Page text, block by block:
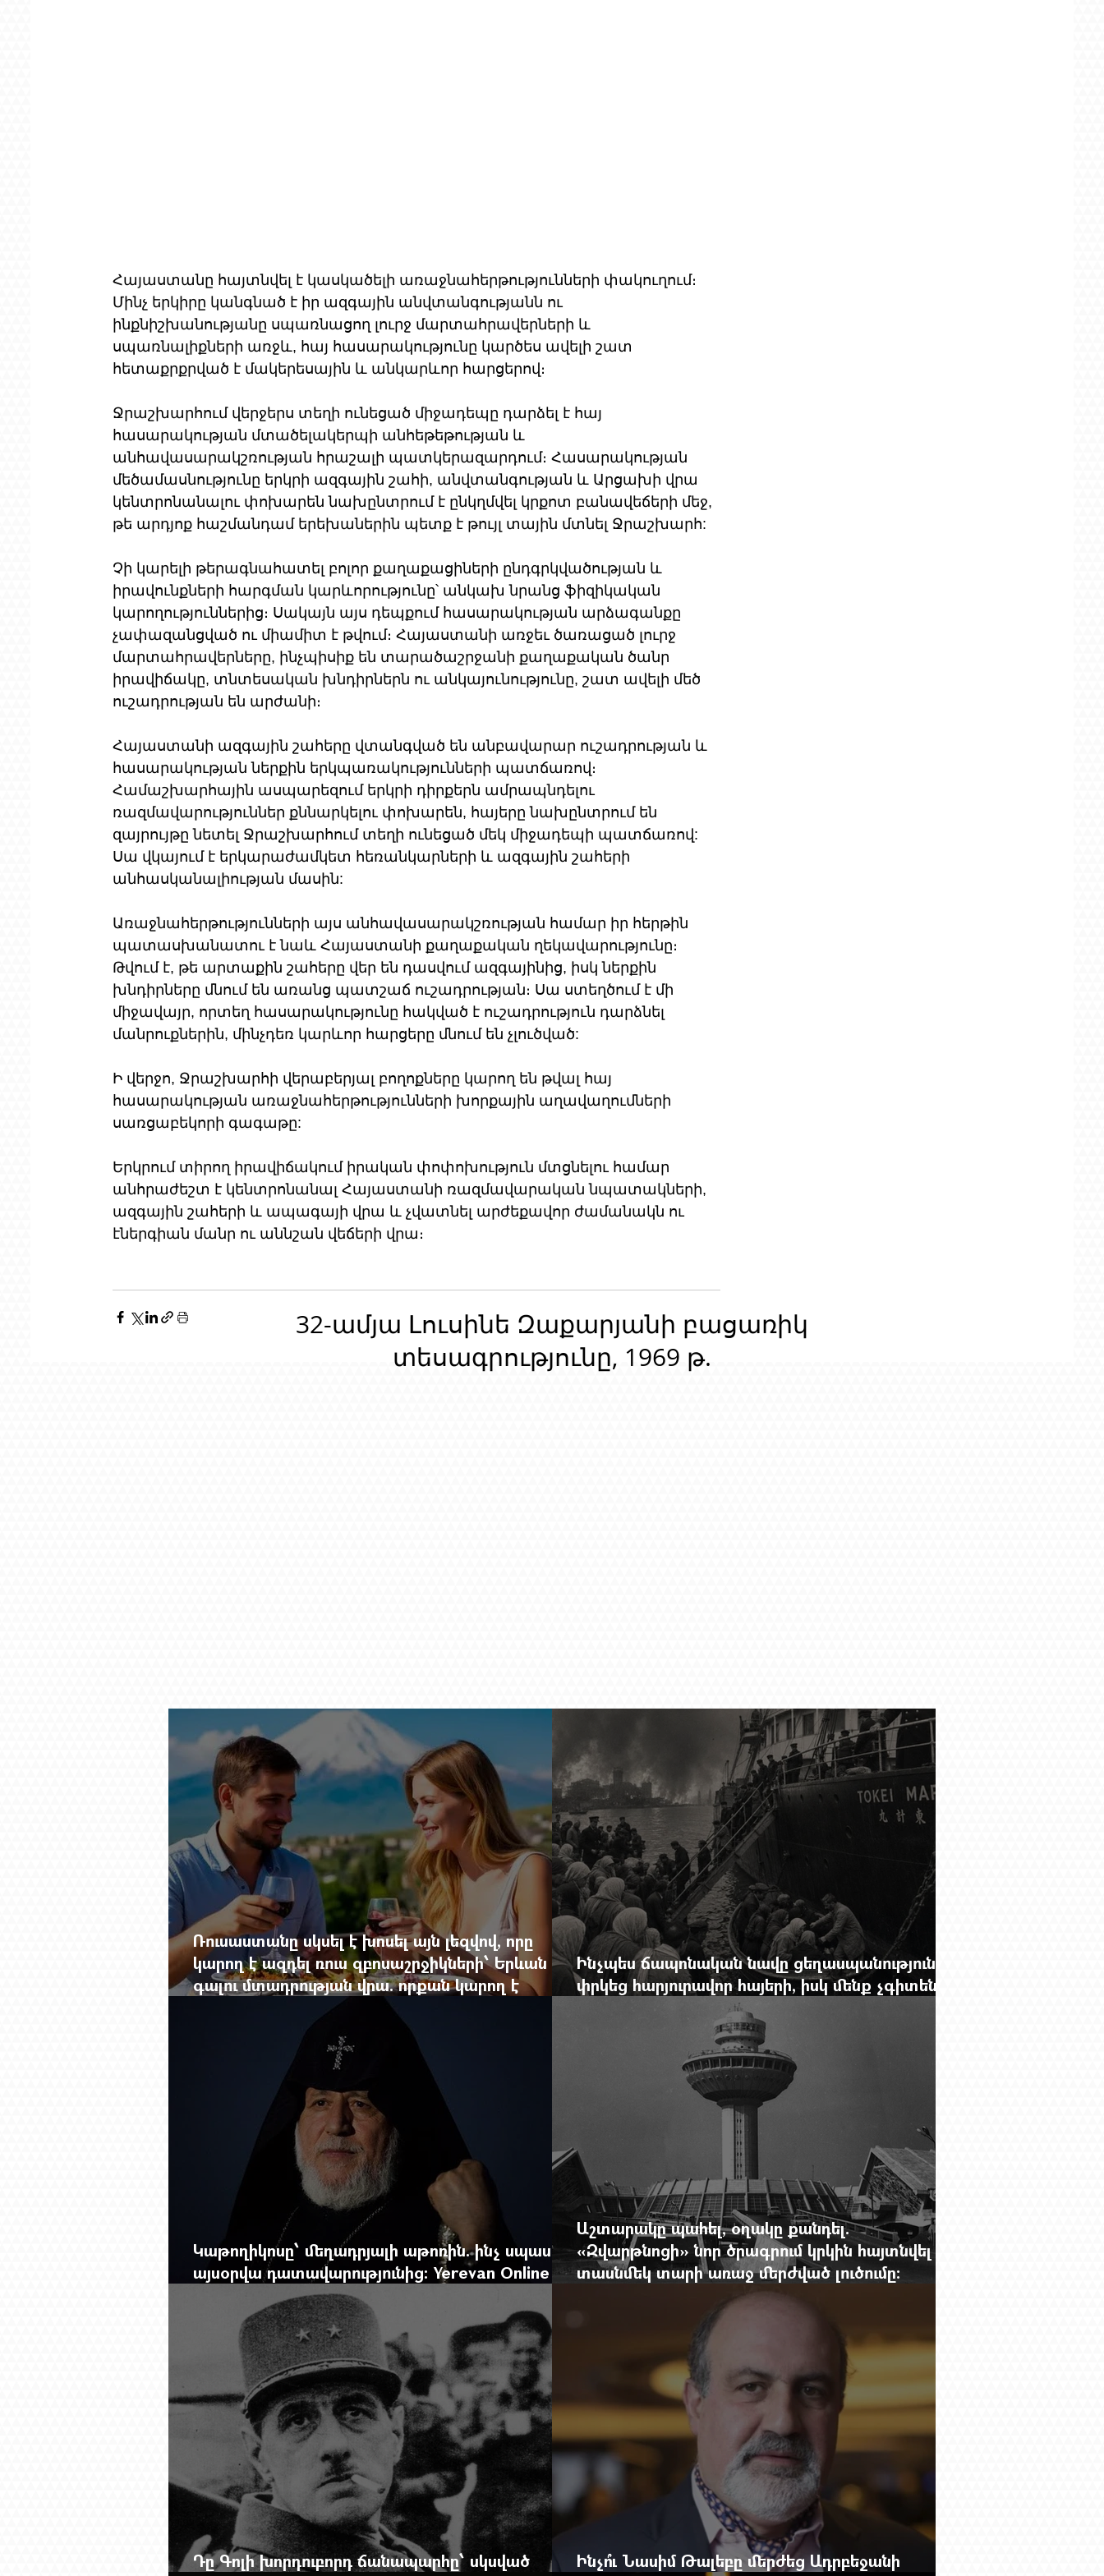
Հայաստանը հայտնվել է կասկածելի առաջնահերթությունների փակուղում։
Մինչ երկիրը կանգնած է իր ազգային անվտանգությանն ու
ինքնիշխանությանը սպառնացող լուրջ մարտահրավերների և
սպառնալիքների առջև, հայ հասարակությունը կարծես ավելի շատ
հետաքրքրված է մակերեսային և անկարևոր հարցերով։
Ջրաշխարհում վերջերս տեղի ունեցած միջադեպը դարձել է հայ
հասարակության մտածելակերպի անհեթեթության և
անհավասարակշռության հրաշալի պատկերազարդում։ Հասարակության
մեծամասնությունը երկրի ազգային շահի, անվտանգության և Արցախի վրա
կենտրոնանալու փոխարեն նախընտրում է ընկղմվել կրքոտ բանավեճերի մեջ,
թե արդյոք հաշմանդամ երեխաներին պետք է թույլ տային մտնել Ջրաշխարհ:
Չի կարելի թերագնահատել բոլոր քաղաքացիների ընդգրկվածության և
իրավունքների հարգման կարևորությունը՝ անկախ նրանց ֆիզիկական
կարողություններից։ Սակայն այս դեպքում հասարակության արձագանքը
չափազանցված ու միամիտ է թվում։ Հայաստանի առջեւ ծառացած լուրջ
մարտահրավերները, ինչպիսիք են տարածաշրջանի քաղաքական ծանր
իրավիճակը, տնտեսական խնդիրներն ու անկայունությունը, շատ ավելի մեծ
ուշադրության են արժանի։
Հայաստանի ազգային շահերը վտանգված են անբավարար ուշադրության և
հասարակության ներքին երկպառակությունների պատճառով։
Համաշխարհային ասպարեզում երկրի դիրքերն ամրապնդելու
ռազմավարություններ քննարկելու փոխարեն, հայերը նախընտրում են
զայրույթը նետել Ջրաշխարհում տեղի ունեցած մեկ միջադեպի պատճառով:
Սա վկայում է երկարաժամկետ հեռանկարների և ազգային շահերի
անհասկանալիության մասին:
Առաջնահերթությունների այս անհավասարակշռության համար իր հերթին
պատասխանատու է նաև Հայաստանի քաղաքական ղեկավարությունը։
Թվում է, թե արտաքին շահերը վեր են դասվում ազգայինից, իսկ ներքին
խնդիրները մնում են առանց պատշաճ ուշադրության։ Սա ստեղծում է մի
միջավայր, որտեղ հասարակությունը հակված է ուշադրություն դարձնել
մանրուքներին, մինչդեռ կարևոր հարցերը մնում են չլուծված:
Ի վերջո, Ջրաշխարհի վերաբերյալ բողոքները կարող են թվալ հայ
հասարակության առաջնահերթությունների խորքային աղավաղումների
սառցաբեկորի գագաթը:
Երկրում տիրող իրավիճակում իրական փոփոխություն մտցնելու համար
անհրաժեշտ է կենտրոնանալ Հայաստանի ռազմավարական նպատակների,
ազգային շահերի և ապագայի վրա և չվատնել արժեքավոր ժամանակն ու
էներգիան մանր ու աննշան վեճերի վրա։
32-ամյա Լուսինե Զաքարյանի բացառիկ
տեսագրությունը, 1969 թ.
Ռուսաստանը սկսել է խոսել այն լեզվով, որը
կարող է ազդել ռուս զբոսաշրջիկների՝ Երևան
գալու մտադրության վրա. որքան կարող է
խորանալ հայ-ռուսական ճգնաժամը
Ինչպես ճապոնական նավը ցեղասպանությունից
փրկեց հարյուրավոր հայերի, իսկ մենք չգիտենք
հերոս նավապետի անունը՝ Սաձո Հիբիի
Կաթողիկոսը՝ մեղադրյալի աթոռին. ինչ սպասել
այսօրվա դատավարությունից: Yerevan Online
Mag.-ի մեծ ռեպորտաժը
Աշտարակը պահել, օղակը քանդել.
«Զվարթնոցի» նոր ծրագրում կրկին հայտնվել է
տասնմեկ տարի առաջ մերժված լուծումը:
Yerevan Online Mag.-ի մեծ ռեպորտաժը
Դը Գոլի խորդուբորդ ճանապարհը՝ սկսված
Ինչո՞ւ Նասիմ Թալեբը մերժեց Ադրբեջանի